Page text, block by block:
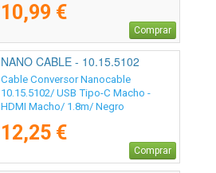
10,99 €
Comprar
NANO CABLE - 10.15.5102
Cable Conversor Nanocable
10.15.5102/ USB Tipo-C Macho -
HDMI Macho/ 1.8m/ Negro
12,25 €
Comprar